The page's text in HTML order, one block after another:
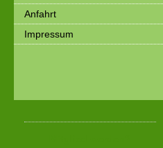
Anfahrt
Impressum